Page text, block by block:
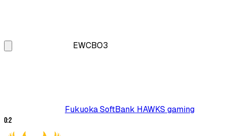
EWCBO3
Fukuoka SoftBank HAWKS gaming
0:2